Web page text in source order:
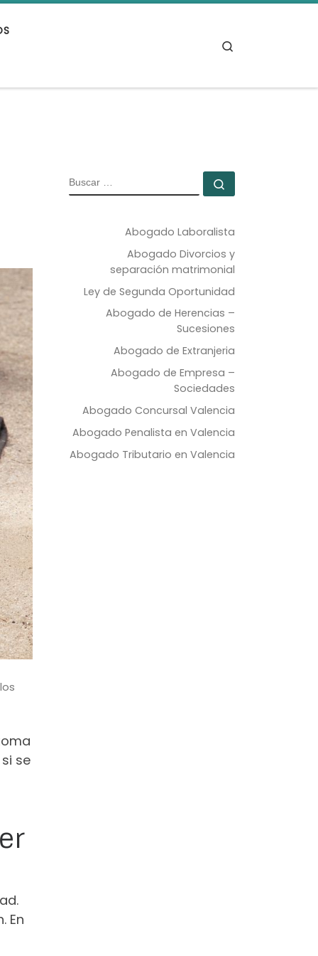
se
En
BUSCAR
Abogado Laboralista
Abogado Divorcios y
separación matrimonial
Ley de Segunda Oportunidad
Abogado de Herencias –
Sucesiones
Abogado de Extranjeria
Abogado de Empresa –
Sociedades
Abogado Concursal Valencia
Abogado Penalista en Valencia
Abogado Tributario en Valencia